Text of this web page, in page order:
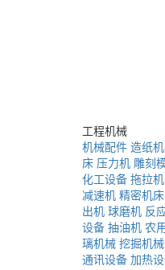
工程机械
机械配件 造纸
床 压力机 雕刻
化工设备 拖拉机
减速机 精密机床
出机 球磨机 反
设备 抽油机 农
璃机械 挖掘机械
通讯设备 加热